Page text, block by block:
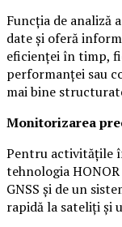
Funcția de analiză
date și oferă
eficienței în timp,
performanței sau
mai bine
Monitorizarea
Pentru activitățile
tehnologia
GNSS și de un
rapidă la sateliți și